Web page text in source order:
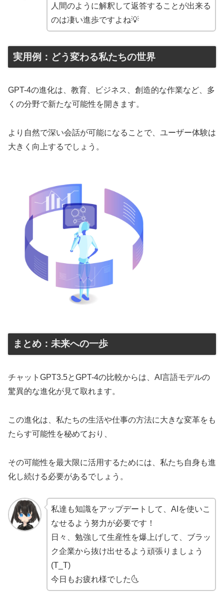
人間のように解釈して返答することが出来る
のは凄い進歩ですよね💡
実用例：どう変わる私たちの世界
GPT-4の進化は、教育、ビジネス、創造的な作業など、多
くの分野で新たな可能性を開きます。
より自然で深い会話が可能になることで、ユーザー体験は
大きく向上するでしょう。
まとめ：未来への一歩
チャットGPT3.5とGPT-4の比較からは、AI言語モデルの
驚異的な進化が見て取れます。
この進化は、私たちの生活や仕事の方法に大きな変革をも
たらす可能性を秘めており、
その可能性を最大限に活用するためには、私たち自身も進
化し続ける必要があるでしょう。
私達も知識をアップデートして、AIを使いこ
なせるよう努力が必要です！
日々、勉強して生産性を爆上げして、ブラッ
ク企業から抜け出せるよう頑張りましょう
(T_T)
今日もお疲れ様でした🌜